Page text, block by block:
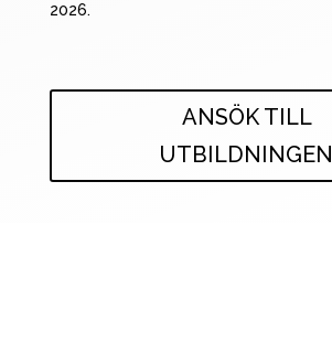
2026.
ANSÖK TILL
UTBILDNINGEN